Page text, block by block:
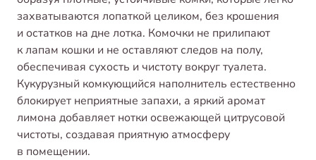
захватываются лопаткой целиком, без крошения
и остатков на дне лотка. Комочки не прилипают
к лапам кошки и не оставляют следов на полу,
обеспечивая сухость и чистоту вокруг туалета.
Кукурузный комкующийся наполнитель естественно
блокирует неприятные запахи, а яркий аромат
лимона добавляет нотки освежающей цитрусовой
чистоты, создавая приятную атмосферу
в помещении.